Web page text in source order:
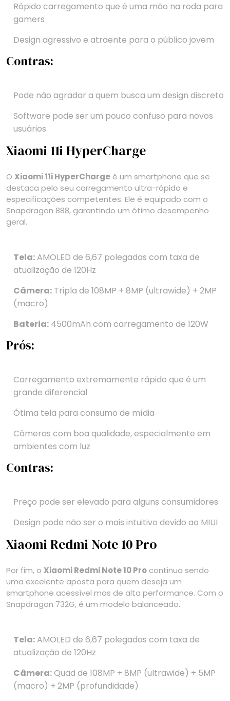
Rápido carregamento que é uma mão na roda para
gamers
Design agressivo e atraente para o público jovem
Contras:
Pode não agradar a quem busca um design discreto
Software pode ser um pouco confuso para novos
usuários
Xiaomi 11i HyperCharge
O Xiaomi 11i HyperCharge é um smartphone que se
destaca pelo seu carregamento ultra-rápido e
especificações competentes. Ele é equipado com o
Snapdragon 888, garantindo um ótimo desempenho
geral.
Tela:AMOLED de 6,67 polegadas com taxa de
atualização de 120Hz
Câmera: Tripla de 108MP + 8MP (ultrawide) + 2MP
(macro)
Bateria: 4500mAh com carregamento de 120W
Prós:
Carregamento extremamente rápido que é um
grande diferencial
Ótima tela para consumo de mídia
Câmeras com boa qualidade, especialmente em
ambientes com luz
Contras:
Preço pode ser elevado para alguns consumidores
Design pode não ser o mais intuitivo devido ao MIUI
Xiaomi Redmi Note 10 Pro
Por fim, o Xiaomi Redmi Note 10 Pro continua sendo
uma excelente aposta para quem deseja um
smartphone acessível mas de alta performance. Com o
Snapdragon 732G, é um modelo balanceado.
Tela:AMOLED de 6,67 polegadas com taxa de
atualização de 120Hz
Câmera:Quad de 108MP + 8MP (ultrawide) + 5MP
(macro) + 2MP (profundidade)